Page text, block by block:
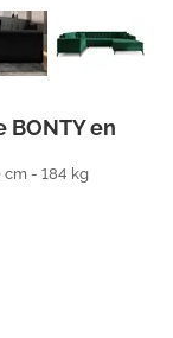
en
cm - 184 kg